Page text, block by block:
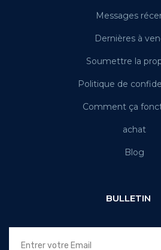
Messages
Dernières à
Soumettre la
Politique de
Comment ça
achat
Blog
BULLETIN